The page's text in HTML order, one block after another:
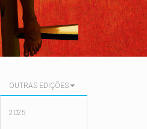
OUTRAS EDIÇÕES
2025